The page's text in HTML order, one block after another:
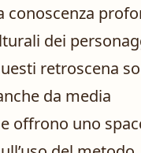
conoscenza
dei
retroscena
da media
offrono uno